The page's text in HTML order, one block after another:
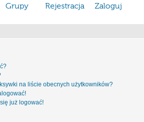
Grupy Rejestracja
Zaloguj
na liście obecnych użytkowników?
już logować!